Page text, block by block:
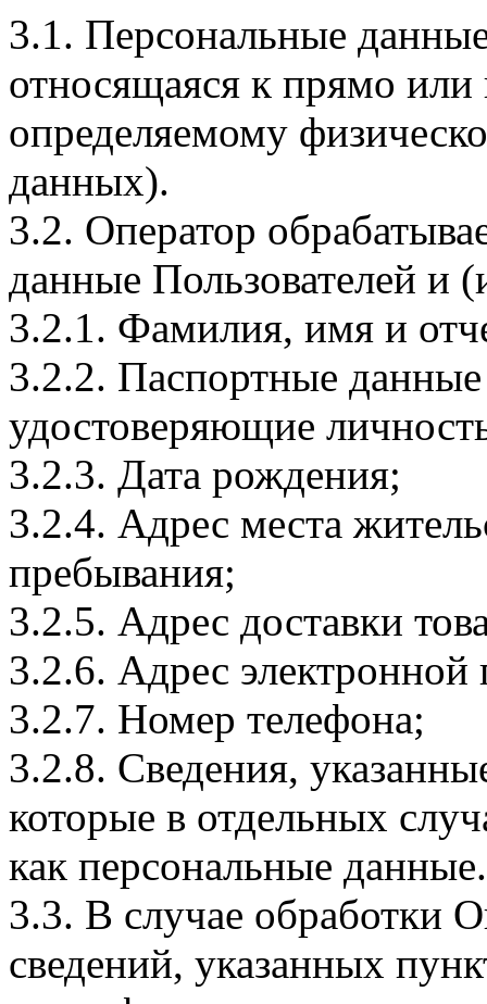
3.1. Персональные
относящаяся к прямо
определяемому
данных).
3.2. Оператор
данные Пользователей и
3.2.1. Фамилия, имя и
3.2.2. Паспортные
удостоверяющие
3.2.3. Дата рождения;
3.2.4. Адрес места
пребывания;
3.2.5. Адрес доставки
3.2.6. Адрес электронной
3.2.7. Номер телефона;
3.2.8. Сведения,
которые в отдельных
как персональные данные.
3.3. В случае обработки
сведений, указанных